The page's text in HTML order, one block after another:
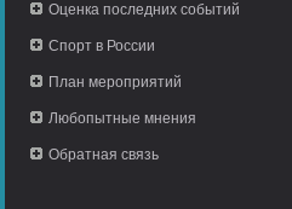
Оценка последних событий
Спорт в России
План мероприятий
Любопытные мнения
Обратная связь